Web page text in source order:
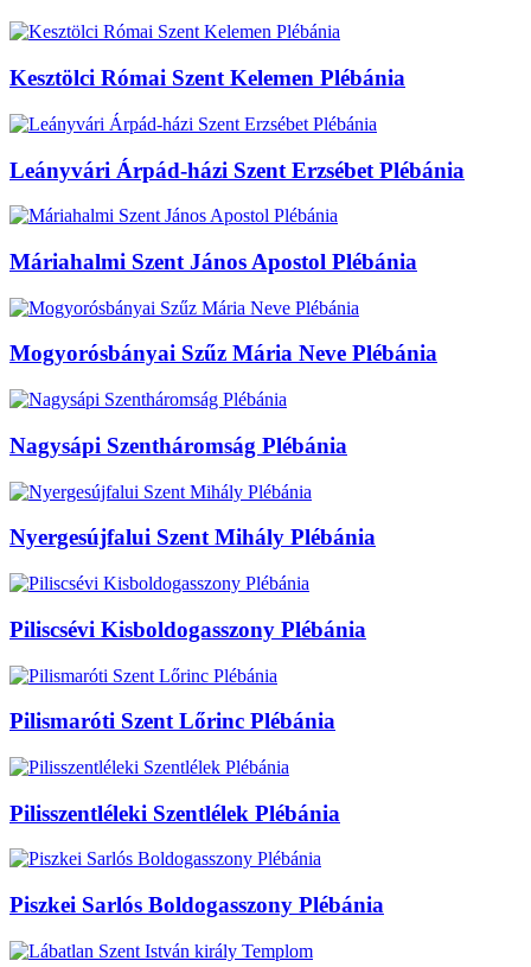
Kesztölci Római Szent Kelemen Plébánia
Leányvári Árpád-házi Szent Erzsébet Plébánia
Máriahalmi Szent János Apostol Plébánia
Mogyorósbányai Szűz Mária Neve Plébánia
Nagysápi Szentháromság Plébánia
Nyergesújfalui Szent Mihály Plébánia
Piliscsévi Kisboldogasszony Plébánia
Pilismaróti Szent Lőrinc Plébánia
Pilisszentléleki Szentlélek Plébánia
Piszkei Sarlós Boldogasszony Plébánia